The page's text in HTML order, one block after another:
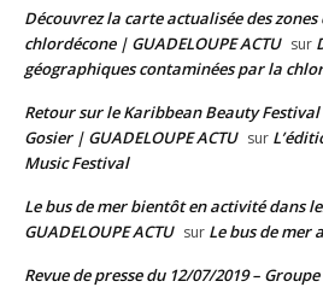
Découvrez la carte actualisée des
chlordécone | GUADELOUPE ACTU sur
géographiques contaminées par la
Retour sur le Karibbean Beauty
Gosier | GUADELOUPE ACTU sur
Music Festival
Le bus de mer bientôt en activité dans
GUADELOUPE ACTU sur Le bus de mer
Revue de presse du 12/07/2019 – Groupe